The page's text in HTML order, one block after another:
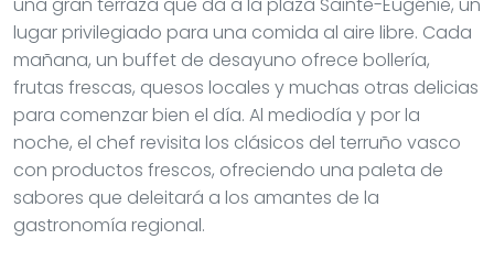
lugar privilegiado para una comida al aire libre. Cada
mañana, un buffet de desayuno ofrece bollería,
frutas frescas, quesos locales y muchas otras delicias
para comenzar bien el día. Al mediodía y por la
noche, el chef revisita los clásicos del terruño vasco
con productos frescos, ofreciendo una paleta de
sabores que deleitará a los amantes de la
gastronomía regional.